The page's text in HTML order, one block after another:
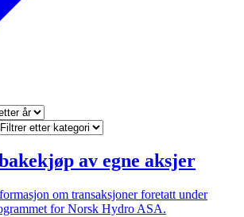
av egne aksjer
om transaksjoner foretatt under
for Norsk Hydro ASA.